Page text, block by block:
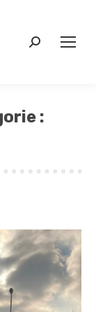
Search:
: